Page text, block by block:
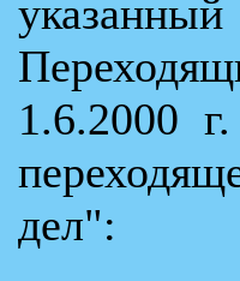
1.6.2000
дел":